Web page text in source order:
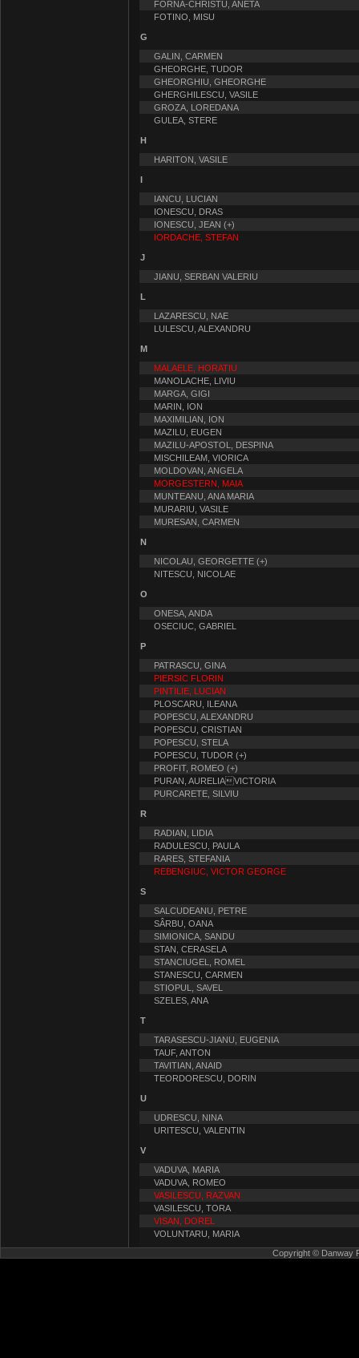
FORNA-CHRISTU, ANETA
FOTINO, MISU
G
GALIN, CARMEN
GHEORGHE, TUDOR
GHEORGHIU, GHEORGHE
GHERGHILESCU, VASILE
GROZA, LOREDANA
GULEA, STERE
H
HARITON, VASILE
I
IANCU, LUCIAN
IONESCU, DRAS
IONESCU, JEAN (+)
IORDACHE, STEFAN
J
JIANU, SERBAN VALERIU
L
LAZARESCU, NAE
LULESCU, ALEXANDRU
M
MALAELE, HORATIU
MANOLACHE, LIVIU
MARGA, GIGI
MARIN, ION
MAXIMILIAN, ION
MAZILU, EUGEN
MAZILU-APOSTOL, DESPINA
MISCHILEAM, VIORICA
MOLDOVAN, ANGELA
MORGESTERN, MAIA
MUNTEANU, ANA MARIA
MURARIU, VASILE
MURESAN, CARMEN
N
NICOLAU, GEORGETTE (+)
NITESCU, NICOLAE
O
ONESA, ANDA
OSECIUC, GABRIEL
P
PATRASCU, GINA
PIERSIC FLORIN
PINTILIE, LUCIAN
PLOSCARU, ILEANA
POPESCU, ALEXANDRU
POPESCU, CRISTIAN
POPESCU, STELA
POPESCU, TUDOR (+)
PROFIT, ROMEO (+)
PURAN, AURELIAVICTORIA
PURCARETE, SILVIU
R
RADIAN, LIDIA
RADULESCU, PAULA
RARES, STEFANIA
REBENGIUC, VICTOR GEORGE
S
SALCUDEANU, PETRE
SÂRBU, OANA
SIMIONICA, SANDU
STAN, CERASELA
STANCIUGEL, ROMEL
STANESCU, CARMEN
STIOPUL, SAVEL
SZELES, ANA
T
TARASESCU-JIANU, EUGENIA
TAUF, ANTON
TAVITIAN, ANAID
TEORDORESCU, DORIN
U
UDRESCU, NINA
URITESCU, VALENTIN
V
VADUVA, MARIA
VADUVA, ROMEO
VASILESCU, RAZVAN
VASILESCU, TORA
VISAN, DOREL
VOLUNTARU, MARIA
Copyright © Danway